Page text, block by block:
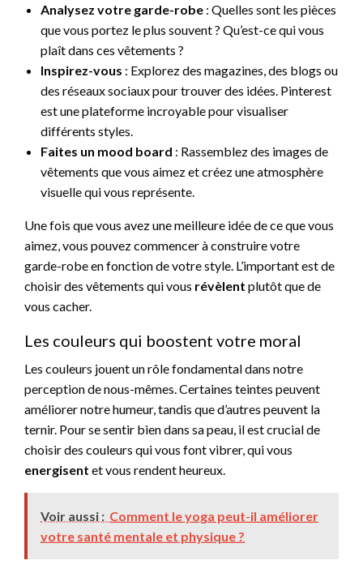
Analysez votre garde-robe : Quelles sont les pièces
que vous portez le plus souvent ? Qu’est-ce qui vous
plaît dans ces vêtements ?
Inspirez-vous : Explorez des magazines, des blogs ou
des réseaux sociaux pour trouver des idées. Pinterest
est une plateforme incroyable pour visualiser
différents styles.
Faites un mood board : Rassemblez des images de
vêtements que vous aimez et créez une atmosphère
visuelle qui vous représente.
Une fois que vous avez une meilleure idée de ce que vous
aimez, vous pouvez commencer à construire votre
garde-robe en fonction de votre style. L’important est de
choisir des vêtements qui vous révèlent plutôt que de
vous cacher.
Les couleurs qui boostent votre moral
Les couleurs jouent un rôle fondamental dans notre
perception de nous-mêmes. Certaines teintes peuvent
améliorer notre humeur, tandis que d’autres peuvent la
ternir. Pour se sentir bien dans sa peau, il est crucial de
choisir des couleurs qui vous font vibrer, qui vous
energisent et vous rendent heureux.
Voir aussi : Comment le yoga peut-il améliorer
votre santé mentale et physique ?